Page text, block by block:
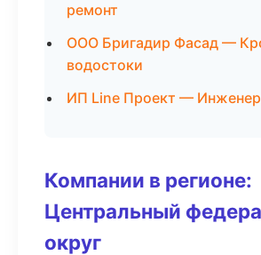
ремонт
ООО Бригадир Фасад —
водостоки
ИП Line Проект —
Компании в регионе:
Центральный
округ